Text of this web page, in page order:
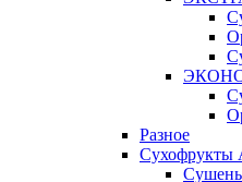
Разное
Сухофрукты